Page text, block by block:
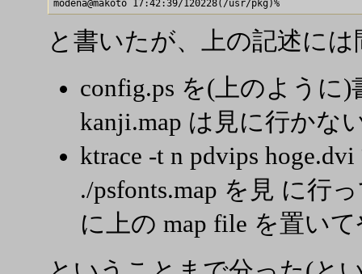
と書いたが、上の記述に
config.ps を(上のように
kanji.map は見に行かな
ktrace -t n pdvips
./psfonts.map を見 に行
に上の map file を置い